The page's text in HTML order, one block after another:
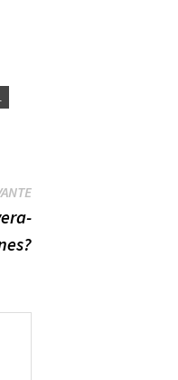
Publication
suivante :